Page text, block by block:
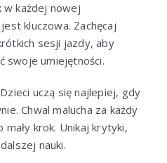
w każdej nowej
kluczowa. Zachęcaj
sesji jazdy, aby
swoje umiejętności.
uczą się najlepiej, gdy
Chwal malucha za każdy
krok. Unikaj krytyki,
nauki.